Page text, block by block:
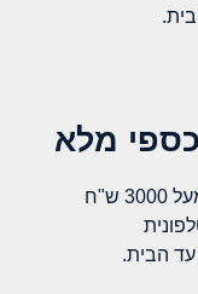
מלא​
ש"ח
הבית.